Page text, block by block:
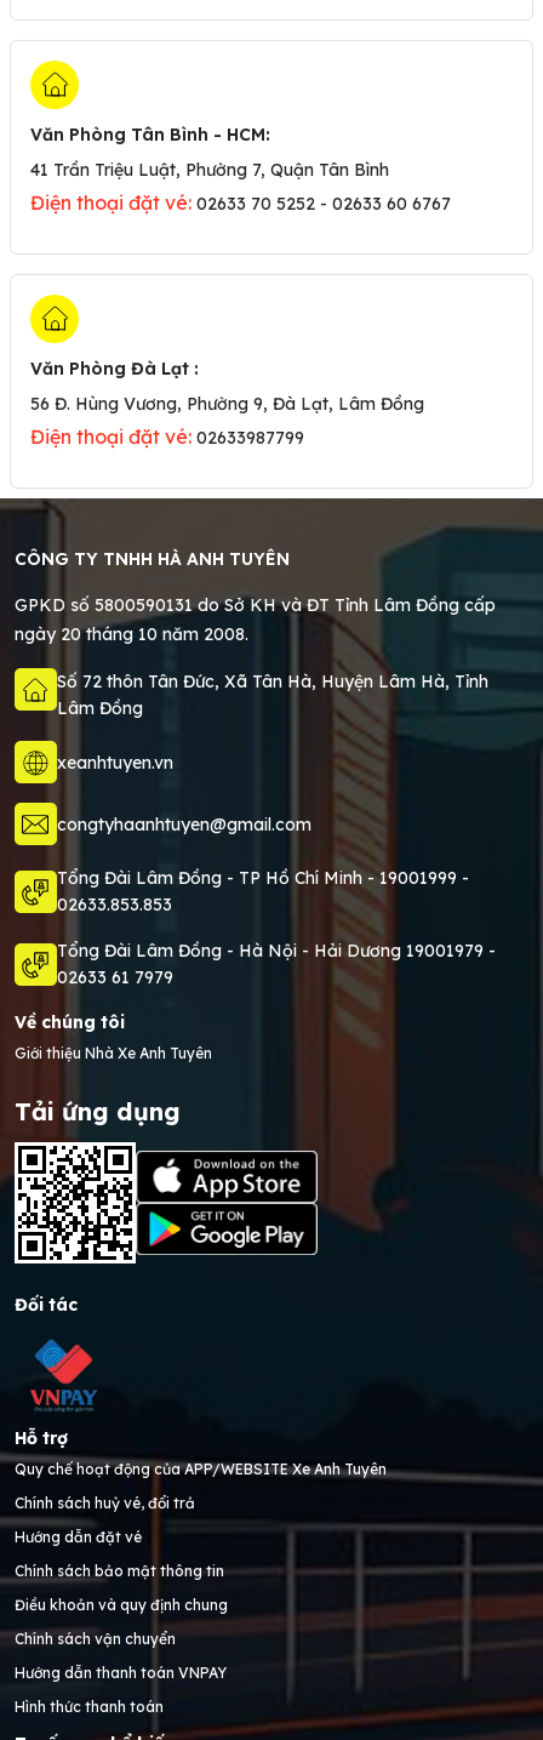
Văn Phòng Tân Bình - HCM:
41 Trần Triệu Luật, Phường 7, Quận Tân Bình
Điện thoại đặt vé: 02633 70 5252 - 02633 60 6767
Văn Phòng Đà Lạt :
56 Đ. Hùng Vương, Phường 9, Đà Lạt, Lâm Đồng
Điện thoại đặt vé: 02633987799
CÔNG TY TNHH HÀ ANH TUYÊN
GPKD số 5800590131 do Sở KH và ĐT Tỉnh Lâm Đồng cấp
ngày 20 tháng 10 năm 2008.
Số 72 thôn Tân Đức, Xã Tân Hà, Huyện Lâm Hà, Tỉnh
Lâm Đồng
xeanhtuyen.vn
congtyhaanhtuyen@gmail.com
Tổng Đài Lâm Đồng - TP Hồ Chí Minh - 19001999 -
02633.853.853
Tổng Đài Lâm Đồng - Hà Nội - Hải Dương 19001979 -
02633 61 7979
Về chúng tôi
Giới thiệu Nhà Xe Anh Tuyên
Tải ứng dụng
Đối tác
Hỗ trợ
Quy chế hoạt động của APP/WEBSITE Xe Anh Tuyên
Chính sách huỷ vé, đổi trả
Hướng dẫn đặt vé
Chính sách bảo mật thông tin
Điều khoản và quy định chung
Chính sách vận chuyển
Hướng dẫn thanh toán VNPAY
Hình thức thanh toán